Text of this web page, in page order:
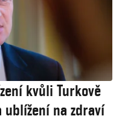
kvůli Turkově
ublížení na zdraví